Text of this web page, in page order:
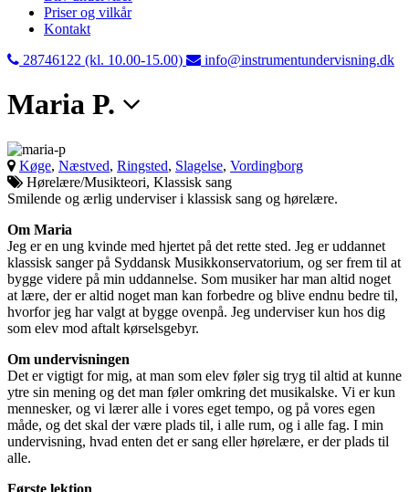
Priser og vilkår
Kontakt
28746122 (kl. 10.00-15.00)
info@instrumentundervisning.dk
Maria P.
Køge, Næstved, Ringsted, Slagelse, Vordingborg
Hørelære/Musikteori, Klassisk sang
Smilende og ærlig underviser i klassisk sang og hørelære.
Om Maria
Jeg er en ung kvinde med hjertet på det rette sted. Jeg er uddannet
klassisk sanger på Syddansk Musikkonservatorium, og ser frem til at
bygge videre på min uddannelse. Som musiker har man altid noget
at lære, der er altid noget man kan forbedre og blive endnu bedre til,
hvorfor jeg har valgt at bygge ovenpå. Jeg underviser kun hos dig
som elev mod aftalt kørselsgebyr.
Om undervisningen
Det er vigtigt for mig, at man som elev føler sig tryg til altid at kunne
ytre sin mening og det man føler omkring det musikalske. Vi er kun
mennesker, og vi lærer alle i vores eget tempo, og på vores egen
måde, og det skal der være plads til, i alle rum, og i alle fag. I min
undervisning, hvad enten det er sang eller hørelære, er der plads til
alle.
Første lektion